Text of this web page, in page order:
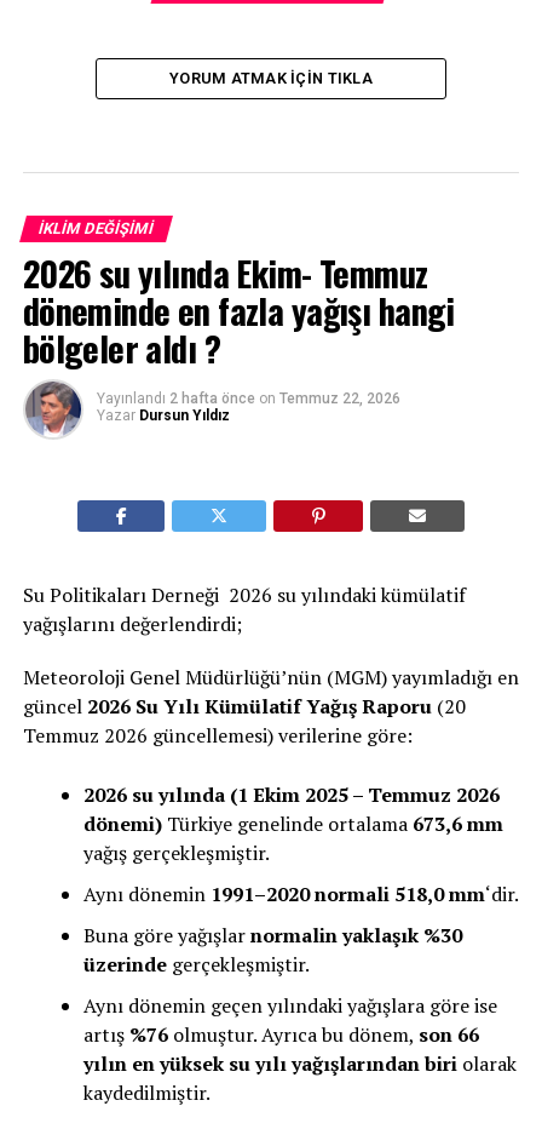
YORUM ATMAK IÇIN TIKLA
İKLIM DEĞIŞIMI
2026 su yılında Ekim- Temmuz
döneminde en fazla yağışı hangi
bölgeler aldı ?
Yayınlandı 2 hafta önce on Temmuz 22, 2026
Yazar Dursun Yıldız
Su Politikaları Derneği 2026 su yılındaki kümülatif
yağışlarını değerlendirdi;
Meteoroloji Genel Müdürlüğü’nün (MGM) yayımladığı en
güncel 2026 Su Yılı Kümülatif Yağış Raporu(20
Temmuz 2026 güncellemesi) verilerine göre:
2026 su yılında (1 Ekim 2025 – Temmuz 2026
dönemi)Türkiye genelinde ortalama 673,6 mm
yağış gerçekleşmiştir.
Aynı dönemin 1991–2020 normali 518,0 mm‘dir.
Buna göre yağışlarnormalin yaklaşık %30
üzerindegerçekleşmiştir.
Aynı dönemin geçen yılındaki yağışlara göre ise
artış %76olmuştur. Ayrıca bu dönem, son 66
yılın en yüksek su yılı yağışlarından biriolarak
kaydedilmiştir.